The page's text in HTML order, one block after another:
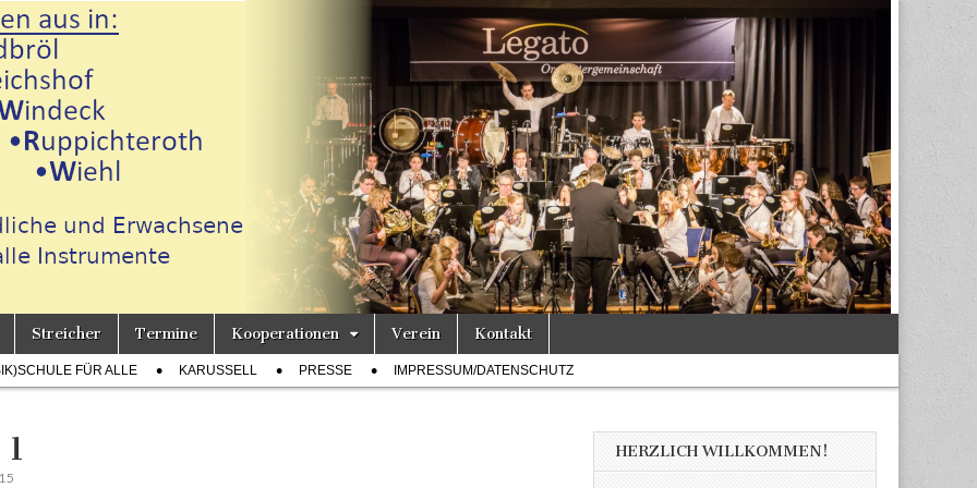
Streicher Termine Kooperationen Verein Kontakt
FÜR ALLE KARUSSELL PRESSE IMPRESSUM/DATENSCHUTZ
HERZLICH WILLKOMMEN!